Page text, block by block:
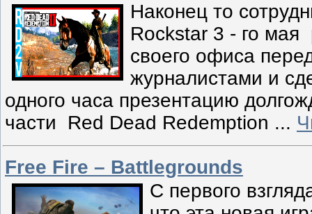
Наконец то
Rockstar 3 - го мая
своего офиса
журналистами и
одного часа презентацию
части Red Dead Redemption ...
Free Fire – Battlegrounds
С первого